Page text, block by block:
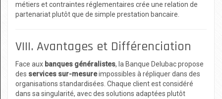
métiers et contraintes réglementaires crée une relation de
partenariat plutôt que de simple prestation bancaire.
VIII. Avantages et Différenciation
Face aux banques généralistes, la Banque Delubac propose
des services sur-mesureimpossibles à répliquer dans des
organisations standardisées. Chaque client est considéré
dans sa singularité, avec des solutions adaptées plutôt